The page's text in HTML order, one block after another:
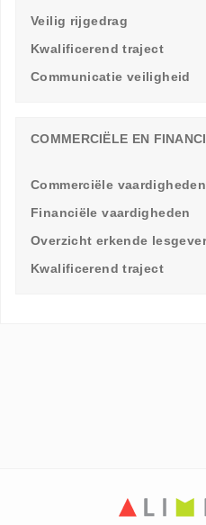
Veilig rijgedrag
Kwalificerend traject
Communicatie veiligheid
COMMERCIËLE EN
Commerciële vaardigheden
Financiële vaardigheden
Overzicht erkende
Kwalificerend traject